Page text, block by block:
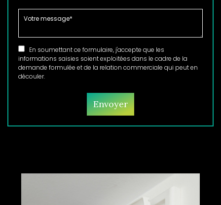
En soumettant ce formulaire, j'accepte que les
informations saisies soient exploitées dans le cadre de la
demande formulée et de la relation commerciale qui peut en
découler.